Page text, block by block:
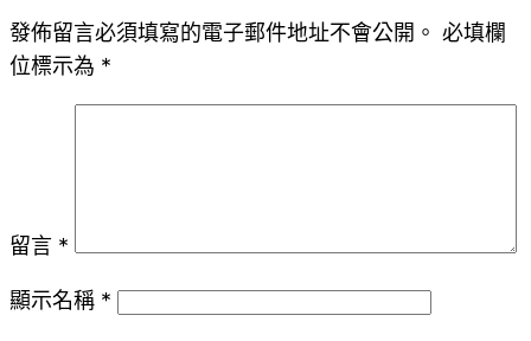
發佈留言必須填寫的電子郵件地址不會公開。 必填欄
位標示為 *
留言 *
顯示名稱 *